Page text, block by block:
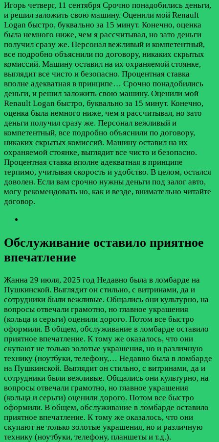
Игорь четверг, 11 сентября Срочно понадобились деньги,
и решил заложить свою машину. Оценили мой Renault
Logan быстро, буквально за 15 минут. Конечно, оценка
была немного ниже, чем я рассчитывал, но зато деньги
получил сразу же. Персонал вежливый и компетентный,
все подробно объяснили по договору, никаких скрытых
комиссий. Машину оставил на их охраняемой стоянке,
выглядит все чисто и безопасно. Процентная ставка
вполне адекватная в принципе… Срочно понадобились
деньги, и решил заложить свою машину. Оценили мой
Renault Logan быстро, буквально за 15 минут. Конечно,
оценка была немного ниже, чем я рассчитывал, но зато
деньги получил сразу же. Персонал вежливый и
компетентный, все подробно объяснили по договору,
никаких скрытых комиссий. Машину оставил на их
охраняемой стоянке, выглядит все чисто и безопасно.
Процентная ставка вполне адекватная в принципе
терпимо, учитывая скорость и удобство. В целом, остался
доволен. Если вам срочно нужны деньги под залог авто,
могу рекомендовать но, как и везде, внимательно читайте
договор.
Обслуживание оставило приятное
впечатление
Жанна 29 июля, 2025 год Недавно была в ломбарде на
Пушкинской. Выглядит он стильно, с витринами, да и
сотрудники были вежливые. Общались они культурно, на
вопросы отвечали грамотно, но главное украшения
(кольца и серьги) оценили дорого. Потом все быстро
оформили. В общем, обслуживание в ломбарде оставило
приятное впечатление. К тому же оказалось, что они
скупают не только золотые украшения, но и различную
технику (ноутбуки, телефону,… Недавно была в ломбарде
на Пушкинской. Выглядит он стильно, с витринами, да и
сотрудники были вежливые. Общались они культурно, на
вопросы отвечали грамотно, но главное украшения
(кольца и серьги) оценили дорого. Потом все быстро
оформили. В общем, обслуживание в ломбарде оставило
приятное впечатление. К тому же оказалось, что они
скупают не только золотые украшения, но и различную
технику (ноутбуки, телефону, планшеты и т.д.).